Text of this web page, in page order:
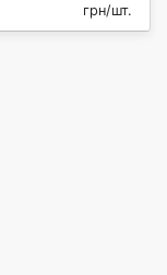
грн/шт.